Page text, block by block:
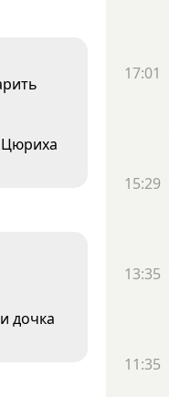
Цюриха
дочка
17:01
15:29
13:35
11:35